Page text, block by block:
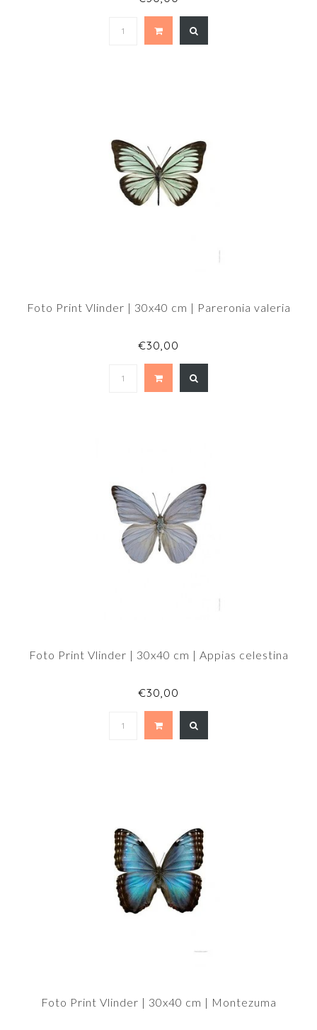
Foto Print Vlinder | 30x40 cm | Pareronia valeria
€30,00
Foto Print Vlinder | 30x40 cm | Appias celestina
€30,00
Foto Print Vlinder | 30x40 cm | Montezuma